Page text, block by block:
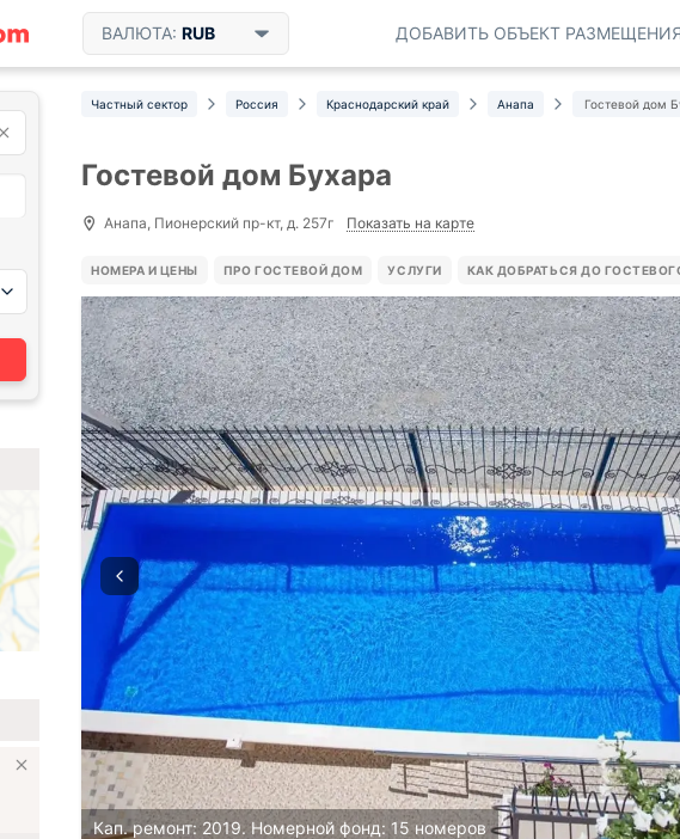
ВАЛЮТА: RUB ДОБАВИТЬ ОБЪЕКТ
Частный сектор Россия Краснодарский край Анапа Гостевой дом
Гостевой дом Бухара
Анапа, Пионерский пр-кт, д. 257г Показать на карте
НОМЕРА И ЦЕНЫ ПРО ГОСТЕВОЙ ДОМ УСЛУГИ КАК ДОБРАТЬСЯ ДО
Кап. ремонт: 2019. Номерной фонд: 15 номеров